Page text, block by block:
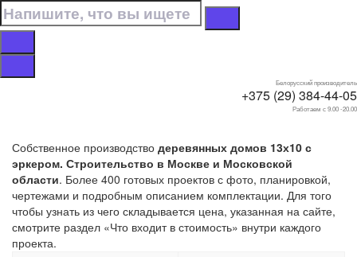
Белорусский производитель
+375 (29) 384-44-05
Работаем с 9.00 -20.00
Дома 13х10 с
эркером
Собственное производство деревянных домов 13х10 с
эркером. Строительство в Москве и Московской
области. Более 400 готовых проектов с фото, планировкой,
чертежами и подробным описанием комплектации. Для того
чтобы узнать из чего складывается цена, указанная на сайте,
смотрите раздел «Что входит в стоимость» внутри каждого
проекта.